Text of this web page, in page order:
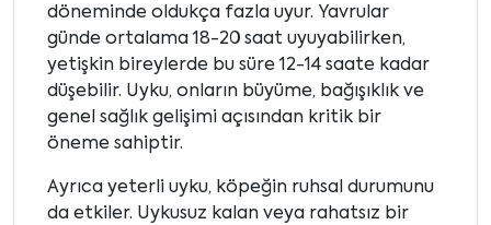
döneminde oldukça fazla uyur. Yavrular
günde ortalama 18-20 saat uyuyabilirken,
yetişkin bireylerde bu süre 12-14 saate kadar
düşebilir. Uyku, onların büyüme, bağışıklık ve
genel sağlık gelişimi açısından kritik bir
öneme sahiptir.
Ayrıca yeterli uyku, köpeğin ruhsal durumunu
da etkiler. Uykusuz kalan veya rahatsız bir